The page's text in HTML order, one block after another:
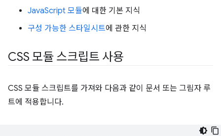
JavaScript 모듈에 대한 기본 지식
구성 가능한 스타일시트에 관한 지식
CSS 모듈 스크립트 사용
CSS 모듈 스크립트를 가져와 다음과 같이 문서 또는 그림자 루
트에 적용합니다.